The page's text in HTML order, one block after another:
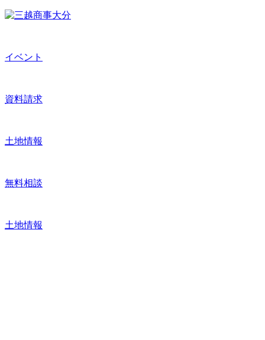
イベント
資料請求
土地情報
無料相談
土地情報